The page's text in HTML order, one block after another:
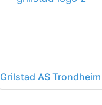
Grilstad AS Trondheim